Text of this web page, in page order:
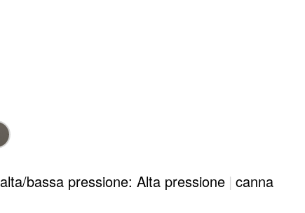
alta/bassa pressione: Alta pressione | canna